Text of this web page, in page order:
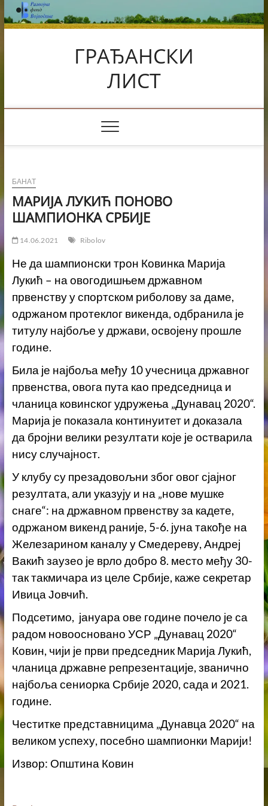
Skip
to
content
ГРАЂАНСКИ
ЛИСТ
БАНАТ
МАРИЈА ЛУКИЋ ПОНОВО
ШАМПИОНКА СРБИЈЕ
14.06.2021 Ribolov
Не да шампионски трон Ковинка Марија
Лукић – на овогодишњем државном
првенству у спортском риболову за даме,
одржаном протеклог викенда, одбранила је
титулу најбоље у држави, освојену прошле
године.
Била је најбоља међу 10 учесница државног
првенства, овога пута као председница и
чланица ковинског удружења „Дунавац 2020“.
Марија је показала континуитет и доказала
да бројни велики резултати које је остварила
нису случајност.
У клубу су презадовољни због овог сјајног
резултата, али указују и на „нове мушке
снаге“: на државном првенству за кадете,
одржаном викенд раније, 5-6. јуна такође на
Железарином каналу у Смедереву, Андреј
Вакић заузео је врло добро 8. место међу 30-
так такмичара из целе Србије, каже секретар
Ивица Јовчић.
Подсетимо, јануара ове године почело је са
радом новоосновано УСР „Дунавац 2020“
Ковин, чији је први председник Марија Лукић,
чланица државне репрезентације, званично
најбоља сениорка Србије 2020, сада и 2021.
године.
Честитке представницима „Дунавца 2020“ на
великом успеху, посебно шампионки Марији!
Извор: Општина Ковин